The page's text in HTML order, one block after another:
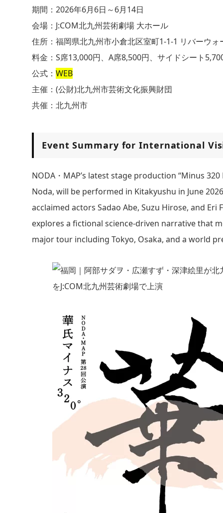
期間：2026年6月6日～6月14日
会場：J:COM北九州芸術劇場 大ホール
住所：福岡県北九州市小倉北区室町1-1-1 リバーウォ
料金：S席13,000円、A席8,500円、サイドシート
公式： WEB
主催：(公財)北九州市芸術文化振興財団
共催：北九州市
Event Summary for International
NODA・MAP’s latest stage production “Minus
Noda, will be performed in Kitakyushu in June
acclaimed actors Sadao Abe, Suzu Hirose, and
explores a fictional science-driven narrative that
major tour including Tokyo, Osaka, and a world